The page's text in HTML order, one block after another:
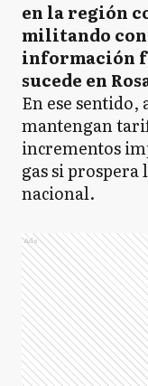
en la región
militando
información
sucede en
En ese
mantengan
incrementos
gas si
nacional.
Ads